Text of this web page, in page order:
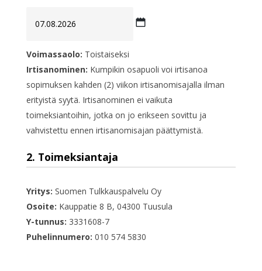
dot
VVVV
Voimassaolo: Toistaiseksi
Irtisanominen: Kumpikin osapuoli voi irtisanoa
sopimuksen kahden (2) viikon irtisanomisajalla ilman
erityistä syytä. Irtisanominen ei vaikuta
toimeksiantoihin, jotka on jo erikseen sovittu ja
vahvistettu ennen irtisanomisajan päättymistä.
2. Toimeksiantaja
Yritys: Suomen Tulkkauspalvelu Oy
Osoite: Kauppatie 8 B, 04300 Tuusula
Y-tunnus: 3331608-7
Puhelinnumero: 010 574 5830